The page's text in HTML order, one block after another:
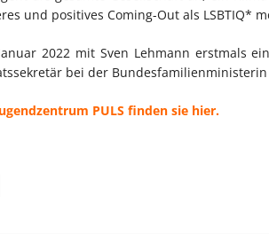
und positives Coming-Out als LSBTIQ*
2022 mit Sven Lehmann erstmals
bei der
PULS finden sie hier.